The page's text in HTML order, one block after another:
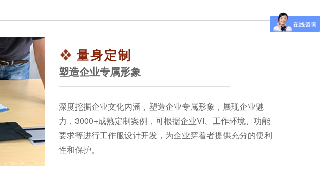
量身定制
塑造企业专属形象
深度挖掘企业文化内涵，塑造企业专属形象，展现企业魅
力，3000+成熟定制案例，可根据企业VI、工作环境、功能
要求等进行工作服设计开发，为企业穿着者提供充分的便利
性和保护。